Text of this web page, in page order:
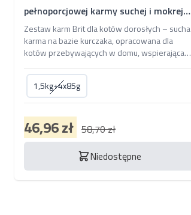
pełnoporcjowej karmy suchej i mokrej
dla kotów dorosłych
Zestaw karm Brit dla kotów dorosłych – sucha
karma na bazie kurczaka, opracowana dla
kotów przebywających w domu, wspierająca
karma bezzbożowa z kaczką i indykiem,
dedykowana kotom po sterylizacji, dbająca o
prawidłowe funkcjonowanie układu
1,5kg+4x85g
46,96 zł 58,70 zł
Niedostępne